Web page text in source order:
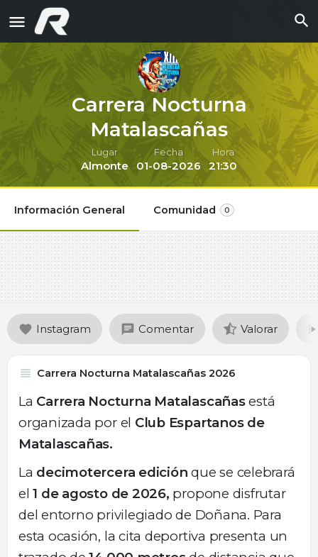
Carrera Nocturna
Matalascañas
Lugar
Almonte
Fecha
01-08-2026
Hora
21:30
Información General Comunidad 0
Instagram Comentar Valorar
Carrera Nocturna Matalascañas 2026
La Carrera Nocturna Matalascañasestá
organizada por el Club Espartanos de
Matalascañas.
La decimotercera edición que se celebrará
el1 de agosto de 2026, propone disfrutar
del entorno privilegiado de Doñana. Para
esta ocasión, la cita deportiva presenta un